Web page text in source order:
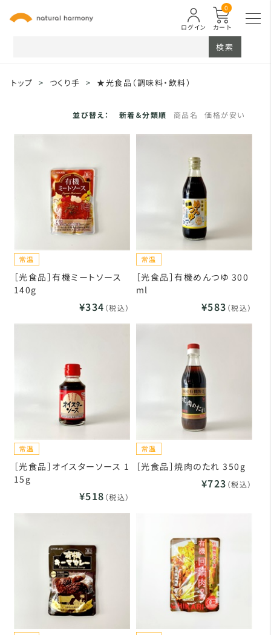
カート
0
ログイン
検索
トップ > つくり手 > ★光食品（調味料・飲料）
並び替え： 新着＆分類順 商品名 価格が安い
［光食品］有機ミートソース
140g
¥334 （税込）
［光食品］有機めんつゆ 300
ml
¥583 （税込）
［光食品］オイスターソース 1
15g
¥518 （税込）
［光食品］焼肉のたれ 350g
¥723 （税込）